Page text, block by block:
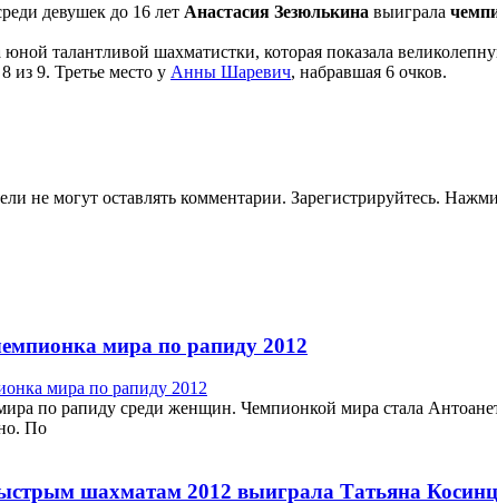
девушек до 16 лет Анастасия Зезюлькина выиграла
талантливой шахматистки, которая показала
из 9. Третье место у Анны Шаревич, набравшая 6 очков.
не могут оставлять комментарии. Зарегистрируйтесь.
мира по рапиду 2012
по рапиду среди женщин. Чемпионкой мира стала
По
шахматам 2012 выиграла Татьяна